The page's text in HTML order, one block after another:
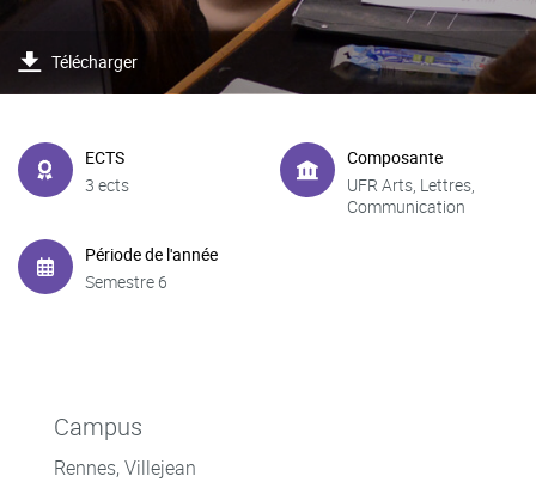
Télécharger
ECTS
3 ects
Composante
UFR Arts, Lettres,
Communication
Période de l'année
Semestre 6
Campus
Rennes, Villejean